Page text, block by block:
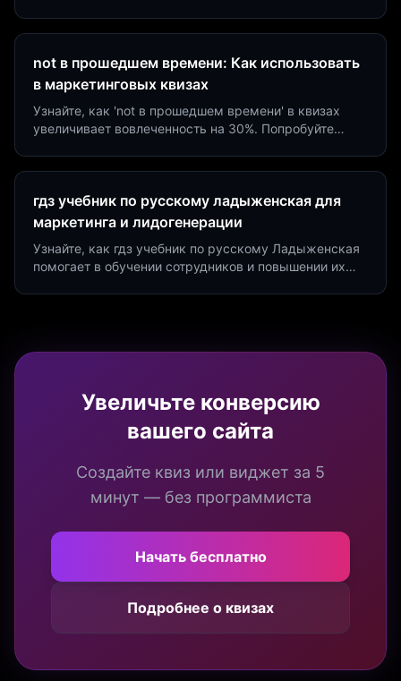
not в прошедшем времени: Как использовать
в маркетинговых квизах
Узнайте, как 'not в прошедшем времени' в квизах
увеличивает вовлеченность на 30%. Попробуйте
гдз учебник по русскому ладыженская для
маркетинга и лидогенерации
Узнайте, как гдз учебник по русскому Ладыженская
помогает в обучении сотрудников и повышении их
Увеличьте конверсию
вашего сайта
Создайте квиз или виджет за 5
минут — без программиста
Начать бесплатно
Подробнее о квизах